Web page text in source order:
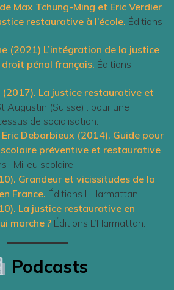
Max Tchung-Ming et Eric Verdier
restaurative à l’école. Éditions
(2021) L’intégration de la justice
pénal français. Éditions
(2017). La justice restaurative et
Augustin (Suisse) : pour une
de socialisation.
Debarbieux (2014). Guide pour
scolaire préventive et restaurative
; Milieu scolaire
Grandeur et vicissitudes de la
France. Éditions L’Harmattan.
La justice restaurative en
marche ? Éditions L’Harmattan.
Podcasts